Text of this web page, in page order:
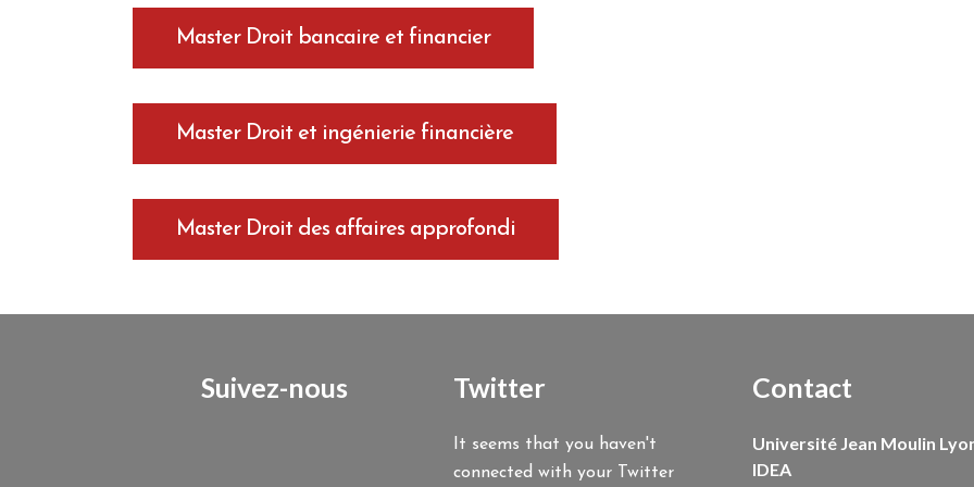
Master Droit bancaire et financier
Master Droit et ingénierie financière
Master Droit des affaires approfondi
Suivez-nous Twitter
It seems that you haven't
connected with your Twitter
Contact
Université Jean Moulin
IDEA